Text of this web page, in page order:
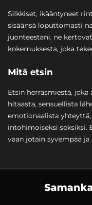
Silkkiset, ikääntyneet
sisäänsä loputtomasti
juonteestani, ne
kokemuksesta, joka
Mitä etsin
Etsin herrasmiestä,
hitaasta, sensuellista
emotionaalista
intohimoiseksi seksiksi.
vaan jotain syvempää ja